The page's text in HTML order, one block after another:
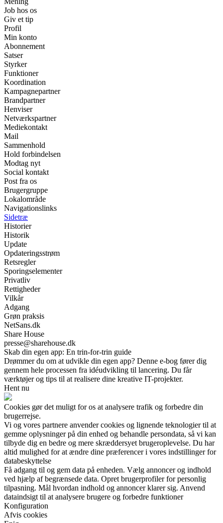
Job hos os
Giv et tip
Profil
Min konto
Abonnement
Satser
Styrker
Funktioner
Koordination
Kampagnepartner
Brandpartner
Henviser
Netværkspartner
Mediekontakt
Mail
Sammenhold
Hold forbindelsen
Modtag nyt
Social kontakt
Post fra os
Brugergruppe
Lokalområde
Navigationslinks
Sidetræ
Historier
Historik
Update
Opdateringsstrøm
Retsregler
Sporingselementer
Privatliv
Rettigheder
Vilkår
Adgang
Grøn praksis
NetSans.dk
Share House
presse@sharehouse.dk
Skab din egen app: En trin-for-trin guide
Drømmer du om at udvikle din egen app? Denne e-bog fører dig
gennem hele processen fra idéudvikling til lancering. Du får
værktøjer og tips til at realisere dine kreative IT-projekter.
Hent nu
Cookies gør det muligt for os at analysere trafik og forbedre din
brugerrejse.
Vi og vores partnere anvender cookies og lignende teknologier til at
gemme oplysninger på din enhed og behandle persondata, så vi kan
tilbyde dig en bedre og mere skræddersyet brugeroplevelse. Du har
altid mulighed for at ændre dine præferencer i vores indstillinger for
databeskyttelse
Få adgang til og gem data på enheden. Vælg annoncer og indhold
ved hjælp af begrænsede data. Opret brugerprofiler for personlig
tilpasning. Mål hvordan indhold og annoncer klarer sig. Anvend
dataindsigt til at analysere brugere og forbedre funktioner
Konfiguration
Afvis cookies